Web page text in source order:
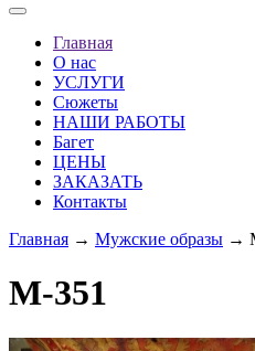
Toggle
navigationГлавная
О нас
УСЛУГИ
Сюжеты
НАШИ РАБОТЫ
Багет
ЦЕНЫ
ЗАКАЗАТЬ
Контакты
Главная → Мужские образы →
M-351